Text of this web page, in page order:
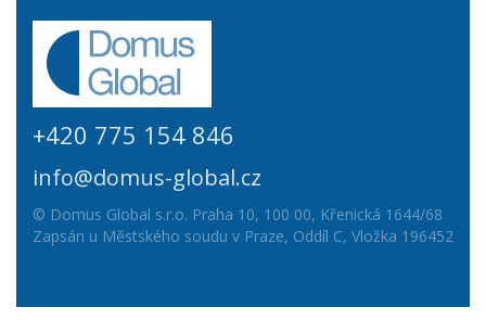
+420 775 154 846
info@domus-global.cz
© Domus Global s.r.o. Praha 10, 100 00, Křenická 1644/68
Zapsán u Městského soudu v Praze, Oddíl C, Vložka 196452